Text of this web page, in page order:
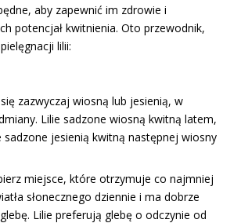
aby zapewnić im zdrowie i
potencjał kwitnienia. Oto przewodnik,
lilii:
zazwyczaj wiosną lub jesienią, w
Lilie sadzone wiosną kwitną latem,
sadzone jesienią kwitną następnej wiosny
miejsce, które otrzymuje co najmniej
słonecznego dziennie i ma dobrze
Lilie preferują glebę o odczynie od